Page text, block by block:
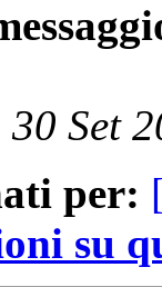
Set
per:
su